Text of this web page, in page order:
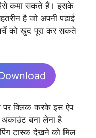
कमा सकते हैं। इसके
है जो अपनी पढाई
को खुद पूरा कर सकते
पर क्लिक करके इस ऐप
बना लेना है
टास्क देखने को मिल